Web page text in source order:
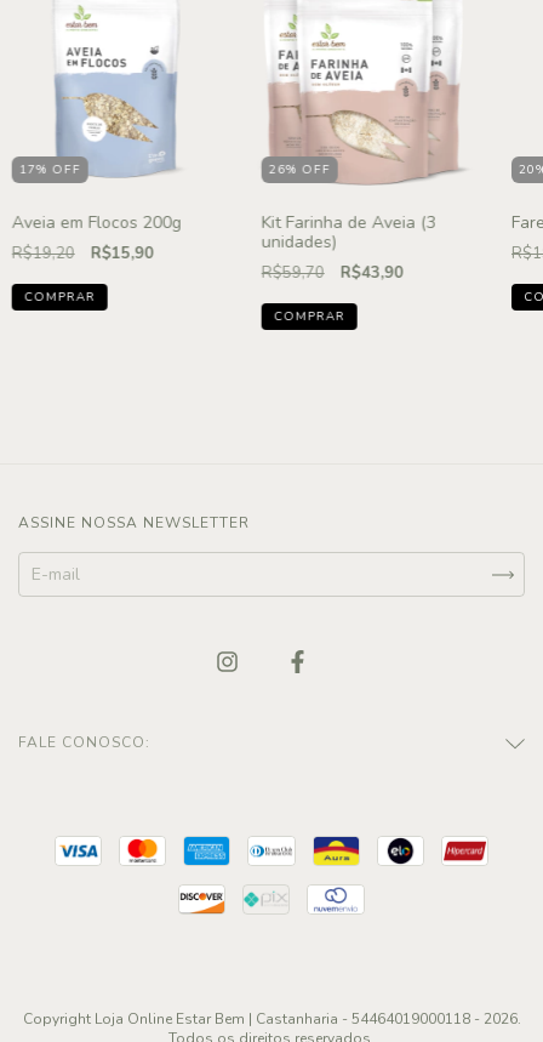
17% OFF
Aveia em Flocos 200g
R$19,20 R$15,90
26% OFF
Kit Farinha de Aveia (3
unidades)
R$59,70 R$43,90
20
ASSINE NOSSA NEWSLETTER
FALE CONOSCO:
Copyright Loja Online Estar Bem | Castanharia - 54464019000118 - 2026.
Todos os direitos reservados.